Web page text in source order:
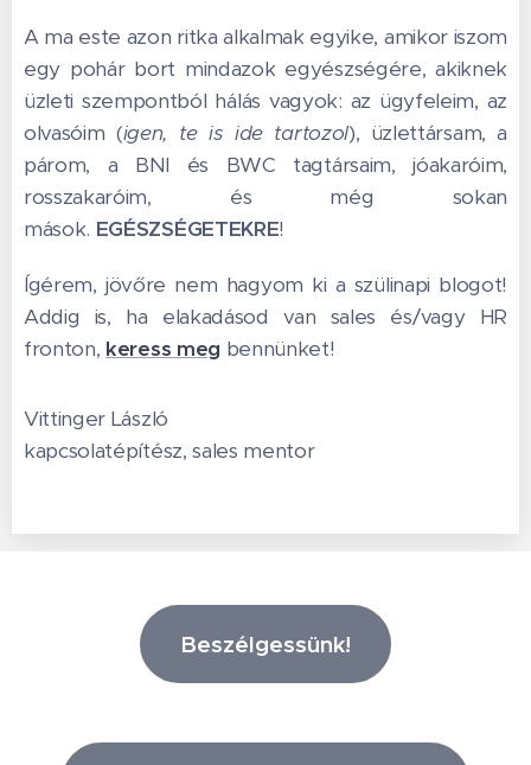
A ma este azon ritka alkalmak egyike, amikor iszom
egy pohár bort mindazok egyészségére, akiknek
üzleti szempontból hálás vagyok: az ügyfeleim, az
olvasóim (igen, te is ide tartozol), üzlettársam, a
párom, a BNI és BWC tagtársaim, jóakaróim,
rosszakaróim, és még sokan
mások. EGÉSZSÉGETEKRE!
Ígérem, jövőre nem hagyom ki a szülinapi blogot!
Addig is, ha elakadásod van sales és/vagy HR
fronton, keress meg bennünket!
Vittinger László
kapcsolatépítész, sales mentor
Beszélgessünk!